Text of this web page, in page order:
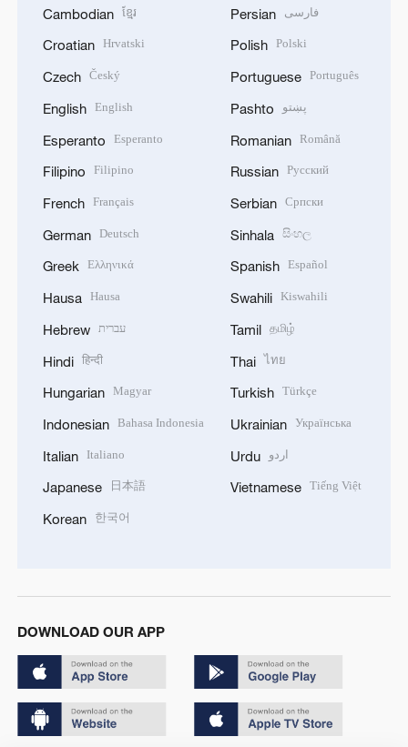
Cambodian ខ្មែរ
Croatian Hrvatski
Czech Český
English English
Esperanto Esperanto
Filipino Filipino
French Français
German Deutsch
Greek Ελληνικά
Hausa Hausa
Hebrew עברית
Hindi हिन्दी
Hungarian Magyar
Indonesian Bahasa Indonesia
Italian Italiano
Japanese 日本語
Korean 한국어
Persian فارسی
Polish Polski
Portuguese Português
Pashto پښتو
Romanian Română
Russian Русский
Serbian Српски
Sinhala සිංහල
Spanish Español
Swahili Kiswahili
Tamil தமிழ்
Thai ไทย
Turkish Türkçe
Ukrainian Українська
Urdu اردو
Vietnamese Tiếng Việt
DOWNLOAD OUR APP